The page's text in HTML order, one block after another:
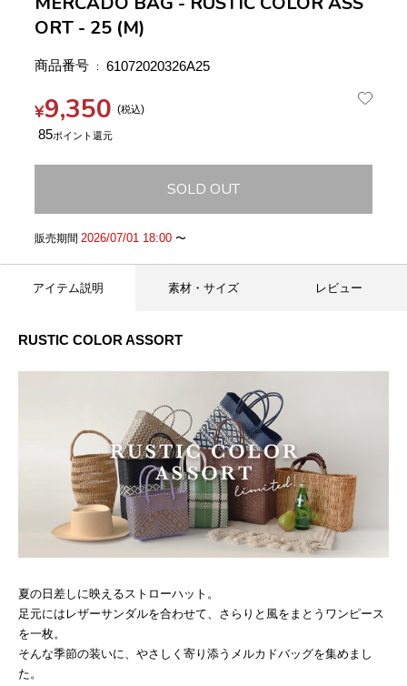
ORT - 25 (M)
商品番号 61072020326A25
¥9,350 税込
85
SOLD OUT
販売期間 2026/07/01 18:00〜
アイテム説明 素材・サイズ レビュー
RUSTIC COLOR ASSORT
夏の日差しに映えるストローハット。
足元にはレザーサンダルを合わせて、さらりと風をまとうワンピース
を一枚。
そんな季節の装いに、やさしく寄り添うメルカドバッグを集めまし
た。